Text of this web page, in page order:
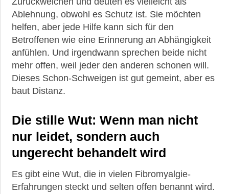
Ablehnung, obwohl es Schutz ist. Sie möchten
helfen, aber jede Hilfe kann sich für den
Betroffenen wie eine Erinnerung an Abhängigkeit
anfühlen. Und irgendwann sprechen beide nicht
mehr offen, weil jeder den anderen schonen will.
Dieses Schon-Schweigen ist gut gemeint, aber es
baut Distanz.
Die stille Wut: Wenn man nicht
nur leidet, sondern auch
ungerecht behandelt wird
Es gibt eine Wut, die in vielen Fibromyalgie-
Erfahrungen steckt und selten offen benannt wird.